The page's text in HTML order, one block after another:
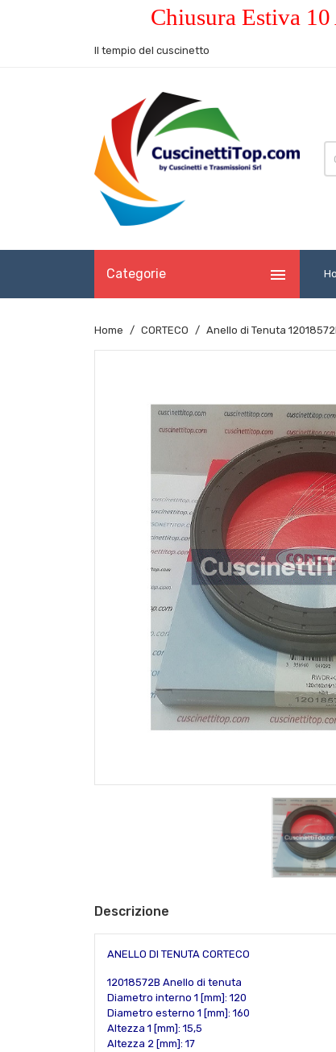
Chiusura Estiva
Il tempio del cuscinetto
Categorie 
Home CORTECO Anello di Tenuta
Descrizione
ANELLO DI TENUTA CORTECO
12018572B Anello di tenuta
Diametro interno 1 [mm]: 120
Diametro esterno 1 [mm]: 160
Altezza 1 [mm]: 15,5
Altezza 2 [mm]: 17